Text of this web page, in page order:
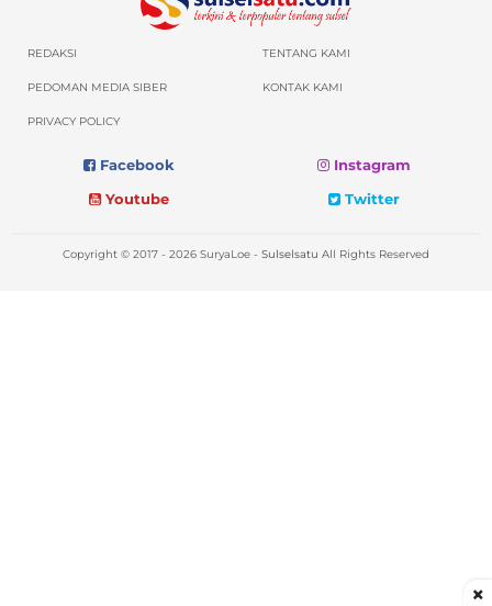
REDAKSI TENTANG KAMI
PEDOMAN MEDIA SIBER KONTAK KAMI
PRIVACY POLICY
Facebook
Instagram
Youtube
Twitter
Copyright © 2017 - 2026 SuryaLoe - Sulselsatu All Rights Reserved
×